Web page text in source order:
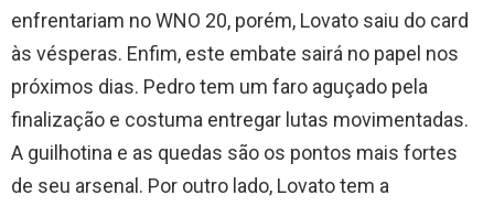
enfrentariam no WNO 20, porém, Lovato saiu do card
às vésperas. Enfim, este embate sairá no papel nos
próximos dias. Pedro tem um faro aguçado pela
finalização e costuma entregar lutas movimentadas.
A guilhotina e as quedas são os pontos mais fortes
de seu arsenal. Por outro lado, Lovato tem a